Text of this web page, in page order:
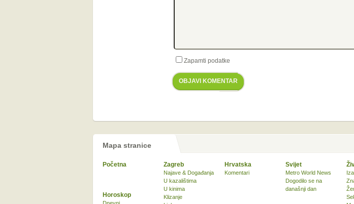
Zapamti podatke
OBJAVI KOMENTAR
Mapa stranice
Početna Zagreb
Najave & Događanja
U kazalištima
U kinima
Klizanje
Hrvatska
Komentari
Svijet
Metro World News
Dogodilo se na
današnji dan
Horoskop